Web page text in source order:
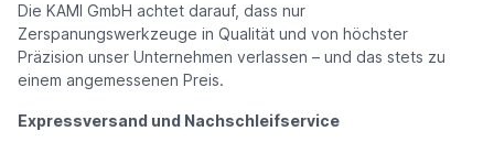
Die KAMI GmbH achtet darauf, dass nur
Zerspanungswerkzeuge in Qualität und von höchster
Präzision unser Unternehmen verlassen – und das stets zu
einem angemessenen Preis.
Expressversand und Nachschleifservice